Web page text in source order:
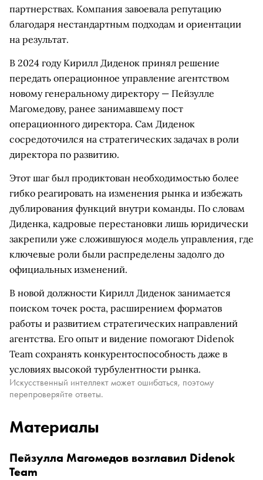
партнерствах. Компания завоевала репутацию
благодаря нестандартным подходам и ориентации
на результат.
В 2024 году Кирилл Диденок принял решение
передать операционное управление агентством
новому генеральному директору — Пейзулле
Магомедову, ранее занимавшему пост
операционного директора. Сам Диденок
сосредоточился на стратегических задачах в роли
директора по развитию.
Этот шаг был продиктован необходимостью более
гибко реагировать на изменения рынка и избежать
дублирования функций внутри команды. По словам
Диденка, кадровые перестановки лишь юридически
закрепили уже сложившуюся модель управления, где
ключевые роли были распределены задолго до
официальных изменений.
В новой должности Кирилл Диденок занимается
поиском точек роста, расширением форматов
работы и развитием стратегических направлений
агентства. Его опыт и видение помогают Didenok
Team сохранять конкурентоспособность даже в
условиях высокой турбулентности рынка.
Искусственный интеллект может ошибаться, поэтому
перепроверяйте ответы.
Материалы
Пейзулла Магомедов возглавил Didenok
Team